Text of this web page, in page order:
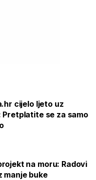
cijelo ljeto uz
Pretplatite se za samo
na moru: Radovi
manje buke